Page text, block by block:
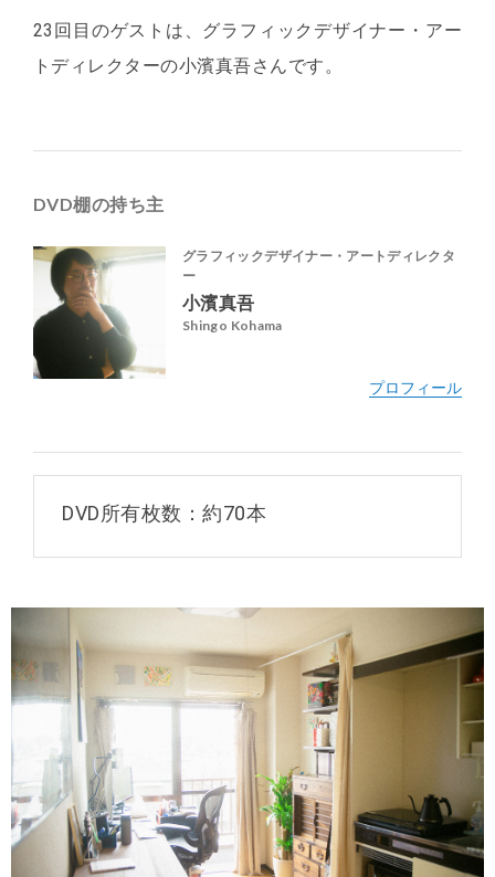
23回目のゲストは、グラフィックデザイナー・アー
トディレクターの小濱真吾さんです。
DVD棚の持ち主
グラフィックデザイナー・アートディレクタ
ー
小濱真吾
Shingo Kohama
DVD所有枚数：約70本